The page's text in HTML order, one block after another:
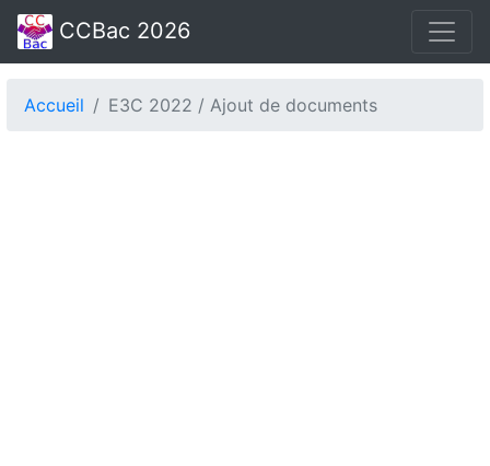
CCBac 2026
Accueil E3C 2022 / Ajout de documents